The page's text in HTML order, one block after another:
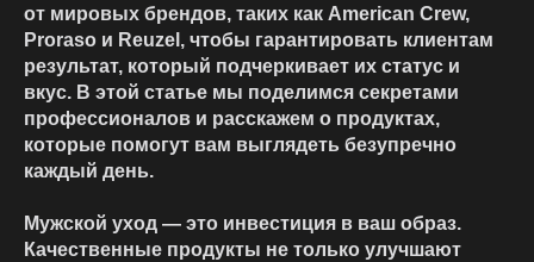
от мировых брендов, таких как American Crew,
Proraso и Reuzel, чтобы гарантировать клиентам
результат, который подчеркивает их статус и
вкус. В этой статье мы поделимся секретами
профессионалов и расскажем о продуктах,
которые помогут вам выглядеть безупречно
каждый день.
Мужской уход — это инвестиция в ваш образ.
Качественные продукты не только улучшают